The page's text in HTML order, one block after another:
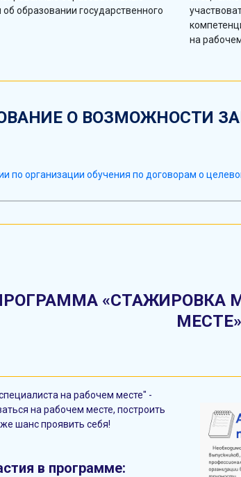
образовании государственного
на
О ВОЗМОЖНОСТИ
по организации обучения по договорам о
«СТАЖИРОВКА
МЕСТЕ»
на рабочем месте" -
на рабочем месте, построить
шанс проявить себя!
в программе: